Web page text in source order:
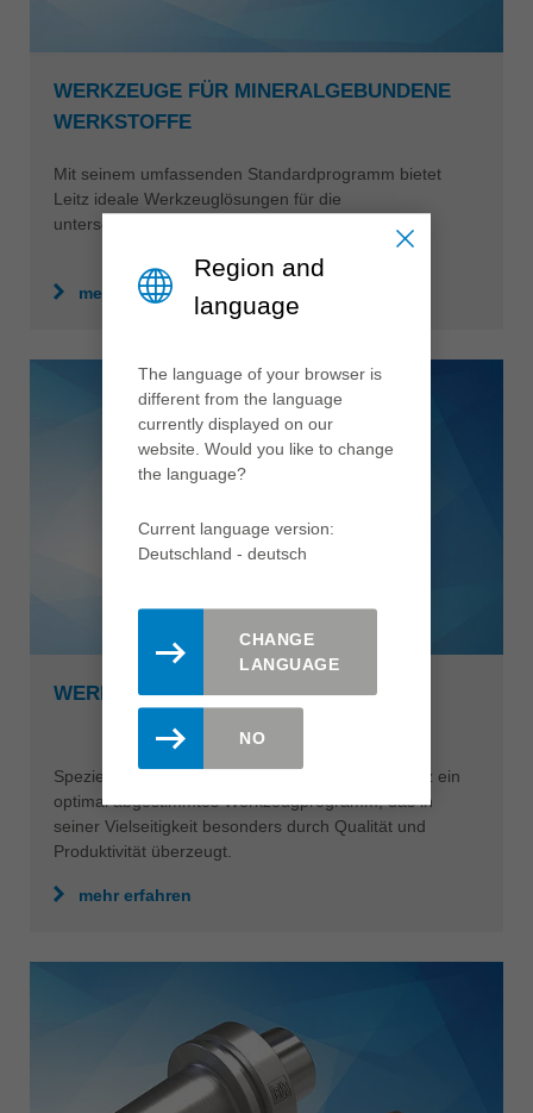
WERKZEUGE FÜR MINERALGEBUNDENE
WERKSTOFFE
Mit seinem umfassenden Standardprogramm bietet
Leitz ideale Werkzeuglösungen für die
unterschiedlichsten Bearbeitungsarten.
mehr erfahren
WERKZEUGE FÜR PMMA
Speziell für die Bearbeitung von PMMA bietet Leitz ein
optimal abgestimmtes Werkzeugprogramm, das in
seiner Vielseitigkeit besonders durch Qualität und
Produktivität überzeugt.
mehr erfahren
Region and
language
The language of your browser is
different from the language
currently displayed on our
website. Would you like to change
the language?
Current language version:
Deutschland - deutsch
CHANGE
LANGUAGE
NO